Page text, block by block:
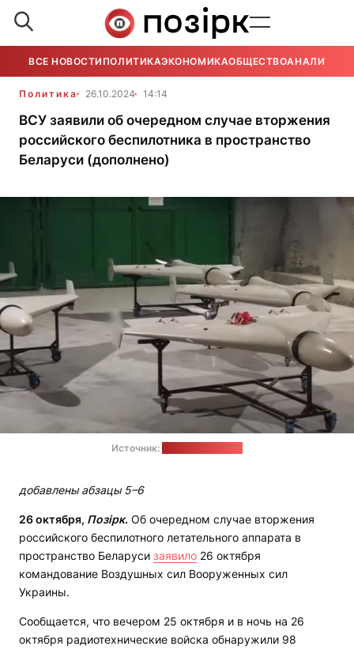
ВСЕ НОВОСТИ ПОЛИТИКАЭКОНОМИКАОБЩЕСТВОАНАЛИТИКА
Политика 26.10.2024 14:14
ВСУ заявили об очередном случае вторжения
российского беспилотника в пространство
Беларуси (дополнено)
Источник:
добавлены абзацы 5–6
26 октября, Позірк. Об очередном случае вторжения
российского беспилотного летательного аппарата в
пространство Беларуси заявило 26 октября
командование Воздушных сил Вооруженных сил
Украины.
Сообщается, что вечером 25 октября и в ночь на 26
октября радиотехнические войска обнаружили 98